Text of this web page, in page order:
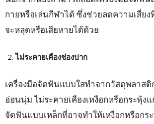
กายหรือเล่นกีฬาได้ ซึ่งช่วยลดความเสี่ย
จะหลุดหรือเสียหายได้ด้วย
ไม่ระคายเคืองช่องปาก
เครื่องมือจัดฟันแบบใสทำจากวัสดุพลาสติ
อ่อนนุ่ม ไม่ระคายเคืองเหงือกหรือกระพุ้ง
จัดฟันแบบเหล็กที่อาจทำให้เหงือกหรือกร